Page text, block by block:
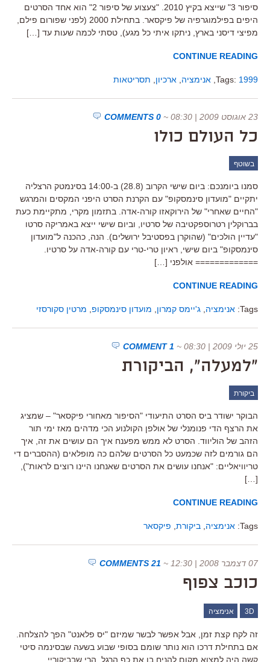
סיפור 3" שייצא בקיץ 2010. "צעצוע של סיפור 2" הוא אחד הסרטים
היפים בפילמוגרפיה של פיקסאר. בתחילת 2000 (לפני שפורום פילם,
מפיצי דיסני בארץ, ניתקו איתי כל מגע), טסתי לכמה שעות עד […]
CONTINUE READING
Tags: 1999 אנימציה ארכיון תסריטאות
23 אוגוסט 2009 | 08:30 ~
0 COMMENTS
כל העולם כולו
בשוטף
סמנו ביומנכם: ביום שישי הקרוב (28.8) ב-14:00 בסינמטק הרצליה
יתקיים "מועדון סינמסקופ" עם הקרנת הסרט היפני המקסים והמרגש
"החיים שאחרי" של הירוקאזו קורה-אדה. בתזמון מקרי, מתקיימת כעת
בברוקלין רטרוספקטיבה של סרטיו, וביום שישי ייצא באמריקה סרטו
"עדיין הולכים" (שהוקרן בפסטיבל ירושלים). הנה, כהכנה ל"מועדון
סינמסקופ" ביום שישי, ראיון טרי-טרי עם קורה-אדה על סרטיו.
============= אולפני […]
CONTINUE READING
Tags: אנימציה ג'יימס קמרון מועדון סינמסקופ מרטין סקורסזי
25 יולי 2009 | 08:30 ~
1 COMMENT
"למעלה", הביקורת
ביקורת
הבוקר ישודר ביס הסרט התיעודי "הסיפור מאחורי פיקסאר" – שמציג
את הרצף הדי פנומנלי של אולפן הקולנוע הכי מדהים מאז ימי תור
הזהב של הוליווד. הסרט לא ממש מפענח איך הם עושים את זה, איך
הם גורמים לזה שכמעט כל הסרטים שלהם כה מופלאים (ההסברים די
טריוויאליים: "אנחנו עושים את הסרטים שאנחנו היינו רוצים לראות"),
[…]
CONTINUE READING
Tags: אנימציה ביקורת פיקסאר
07 דצמבר 2008 | 12:30 ~
21 COMMENTS
כוכב צפוף
3D אנימציה
זה לקח קצת זמן, אבל אפשר לבשר שמיזם "יס פלאנט" הפך להצלחה.
אם בתחילת דרכו הוא נותר שומם בסופי שבוע בשעה שבסינמה סיטי
קשה היה למצוא מקום להניח בו את כף הרגל, הרי שבביקוריי